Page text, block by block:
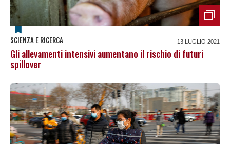
SCIENZA E RICERCA 13 LUGLIO 2021
Gli allevamenti intensivi aumentano il rischio di futuri
spillover